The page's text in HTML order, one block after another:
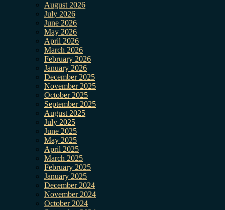
August 2026
July 2026
June 2026
May 2026
April 2026
March 2026
February 2026
January 2026
December 2025
November 2025
October 2025
September 2025
August 2025
July 2025
June 2025
May 2025
April 2025
March 2025
February 2025
January 2025
December 2024
November 2024
October 2024